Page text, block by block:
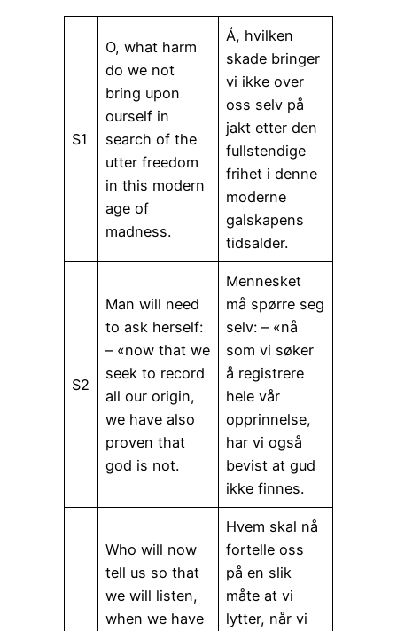
S1
O, what harm
do we not
bring upon
ourself in
search of the
utter freedom
in this modern
age of
madness.
Å, hvilken
skade bringer
vi ikke over
oss selv på
jakt etter den
fullstendige
frihet i denne
moderne
galskapens
tidsalder.
S2
Man will need
to ask herself:
– «now that we
seek to record
all our origin,
we have also
proven that
god is not.
Mennesket
må spørre seg
selv: – «nå
som vi søker
å registrere
hele vår
opprinnelse,
har vi også
bevist at gud
ikke finnes.
Who will now
tell us so that
we will listen,
when we have
Hvem skal nå
fortelle oss
på en slik
måte at vi
lytter, når vi